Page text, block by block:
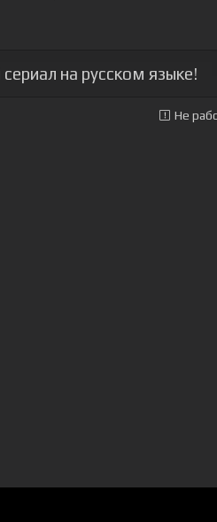
на русском языке!
Не